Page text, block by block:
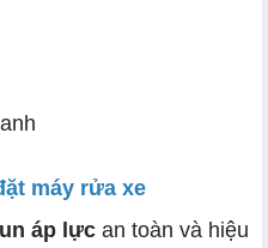
máy rửa xe
áp lực an toàn và hiệu